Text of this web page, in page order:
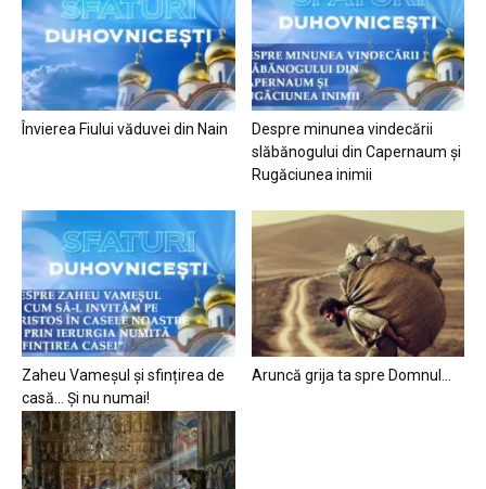
Învierea Fiului văduvei din Nain
Despre minunea vindecării
slăbănogului din Capernaum și
Rugăciunea inimii
Zaheu Vameșul și sfințirea de
casă… Și nu numai!
Aruncă grija ta spre Domnul…